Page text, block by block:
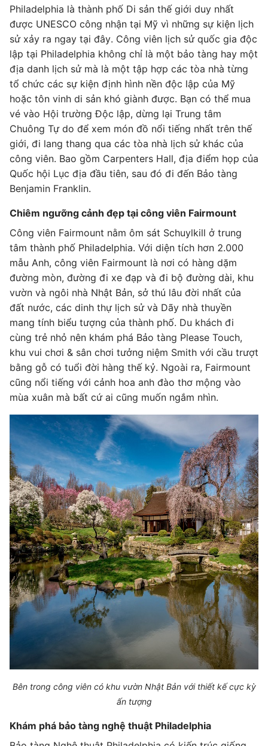
Philadelphia là thành phố Di sản thế giới duy nhất
được UNESCO công nhận tại Mỹ vì những sự kiện lịch
sử xảy ra ngay tại đây. Công viên lịch sử quốc gia độc
lập tại Philadelphia không chỉ là một bảo tàng hay một
địa danh lịch sử mà là một tập hợp các tòa nhà từng
tổ chức các sự kiện định hình nền độc lập của Mỹ
hoặc tôn vinh di sản khó giành được. Bạn có thể mua
vé vào Hội trường Độc lập, dừng lại Trung tâm
Chuông Tự do để xem món đồ nổi tiếng nhất trên thế
giới, đi lang thang qua các tòa nhà lịch sử khác của
công viên. Bao gồm Carpenters Hall, địa điểm họp của
Quốc hội Lục địa đầu tiên, sau đó đi đến Bảo tàng
Benjamin Franklin.
Chiêm ngưỡng cảnh đẹp tại công viên Fairmount
Công viên Fairmount nằm ôm sát Schuylkill ở trung
tâm thành phố Philadelphia. Với diện tích hơn 2.000
mẫu Anh, công viên Fairmount là nơi có hàng dặm
đường mòn, đường đi xe đạp và đi bộ đường dài, khu
vườn và ngôi nhà Nhật Bản, sở thú lâu đời nhất của
đất nước, các dinh thự lịch sử và Dãy nhà thuyền
mang tính biểu tượng của thành phố. Du khách đi
cùng trẻ nhỏ nên khám phá Bảo tàng Please Touch,
khu vui chơi & sân chơi tưởng niệm Smith với cầu trượt
bằng gỗ có tuổi đời hàng thế kỷ. Ngoài ra, Fairmount
cũng nổi tiếng với cảnh hoa anh đào thơ mộng vào
mùa xuân mà bất cứ ai cũng muốn ngắm nhìn.
Bên trong công viên có khu vườn Nhật Bản với thiết kế cực kỳ
ấn tượng
Khám phá bảo tàng nghệ thuật Philadelphia